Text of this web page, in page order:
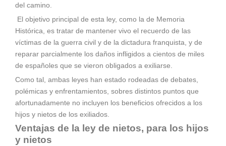
del camino.
El objetivo principal de esta ley, como la de Memoria
Histórica, es tratar de mantener vivo el recuerdo de las
víctimas de la guerra civil y de la dictadura franquista, y de
reparar parcialmente los daños infligidos a cientos de miles
de españoles que se vieron obligados a exiliarse.
Como tal, ambas leyes han estado rodeadas de debates,
polémicas y enfrentamientos, sobres distintos puntos que
afortunadamente no incluyen los beneficios ofrecidos a los
hijos y nietos de los exiliados.
Ventajas de la ley de nietos, para los hijos
y nietos